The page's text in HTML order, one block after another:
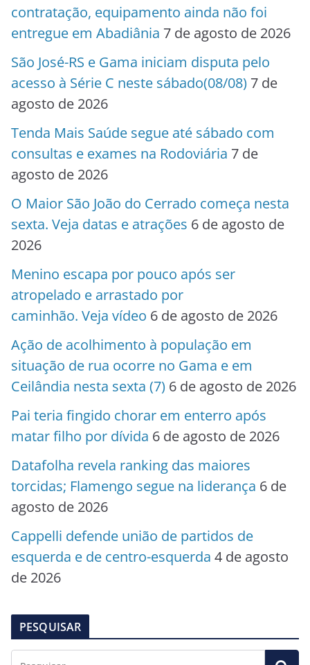
contratação, equipamento ainda não foi
entregue em Abadiânia 7 de agosto de 2026
São José-RS e Gama iniciam disputa pelo
acesso à Série C neste sábado(08/08) 7 de
agosto de 2026
Tenda Mais Saúde segue até sábado com
consultas e exames na Rodoviária 7 de
agosto de 2026
O Maior São João do Cerrado começa nesta
sexta. Veja datas e atrações 6 de agosto de
2026
Menino escapa por pouco após ser
atropelado e arrastado por
caminhão. Veja vídeo 6 de agosto de 2026
Ação de acolhimento à população em
situação de rua ocorre no Gama e em
Ceilândia nesta sexta (7) 6 de agosto de 2026
Pai teria fingido chorar em enterro após
matar filho por dívida 6 de agosto de 2026
Datafolha revela ranking das maiores
torcidas; Flamengo segue na liderança 6 de
agosto de 2026
Cappelli defende união de partidos de
esquerda e de centro-esquerda 4 de agosto
de 2026
PESQUISAR